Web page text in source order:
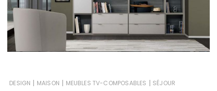
DESIGN | MAISON | MEUBLES TV-COMPOSABLES | SÉJOUR